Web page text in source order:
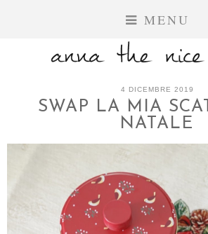
MENU
4 DICEMBRE 2019
SWAP LA MIA
NATALE